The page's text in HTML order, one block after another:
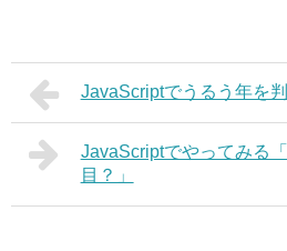
JavaScriptでうるう年を
JavaScriptでやってみる
目？」